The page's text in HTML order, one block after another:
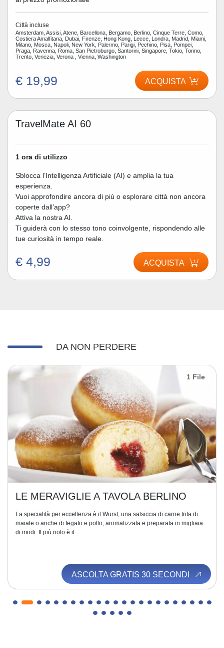
Città incluse
Amsterdam, Assisi, Atene, Barcellona, Bergamo, Berlino, Cinque Terre, Como,
Costiera Amalfitana, Dubai, Firenze, Hong Kong, Lecce, Londra, Madrid, Miami,
Milano, Mosca, Napoli, New York, Palermo, Parigi, Pechino, Pisa, Pompei,
Praga, Ravenna, Roma, San Pietroburgo, Santorini, Singapore, Tokio, Torino,
Trento, Venezia, Verona , Vienna, Washington
€ 19,99 ACQUISTA
TravelMate AI 60
1 ora di utilizzo
Sblocca l’Intelligenza Artificiale (AI) e amplia la tua
esperienza.
Vuoi approfondire ancora di più o esplorare città non ancora
coperte dall’app?
Attiva la nostra AI.
Ti guiderà con lo stesso tono coinvolgente, rispondendo alle
tue curiosità in tempo reale.
€ 4,99 ACQUISTA
DA NON PERDERE
1 File
LE MERAVIGLIE A TAVOLA BERLINO
La specialità per eccellenza è il Wurst, una salsiccia di carne trita di
maiale o anche di fegato e pollo, aromatizzata e preparata in migliaia
di modi. Il più noto è il...
ASCOLTA GRATIS 30 SECONDI